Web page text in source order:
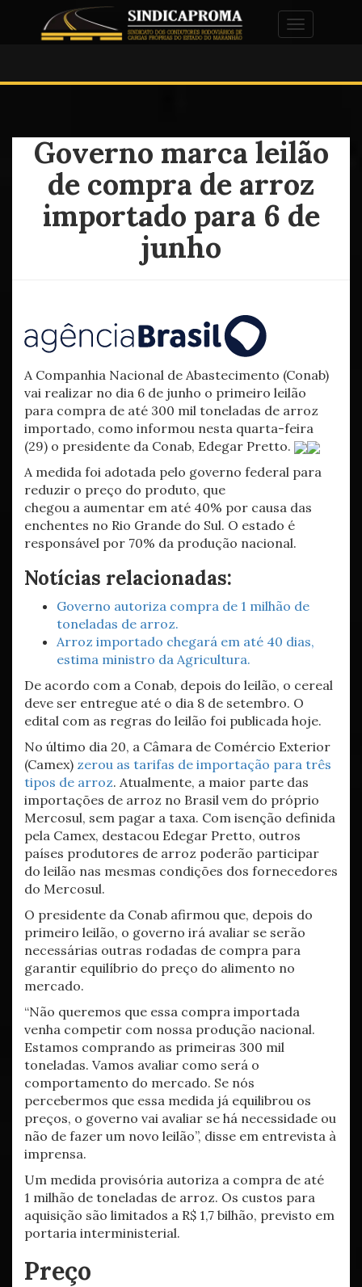
Alternar
Governo marca leilão
de compra de arroz
importado para 6 de
junho
A Companhia Nacional de Abastecimento (Conab)
vai realizar no dia 6 de junho o primeiro leilão
para compra de até 300 mil toneladas de arroz
importado, como informou nesta quarta-feira
(29) o presidente da Conab, Edegar Pretto.
A medida foi adotada pelo governo federal para
reduzir o preço do produto, que
chegou a aumentar em até 40% por causa das
enchentes no Rio Grande do Sul. O estado é
responsável por 70% da produção nacional.
Notícias relacionadas:
Governo autoriza compra de 1 milhão de
toneladas de arroz.
Arroz importado chegará em até 40 dias,
estima ministro da Agricultura.
De acordo com a Conab, depois do leilão, o cereal
deve ser entregue até o dia 8 de setembro. O
edital com as regras do leilão foi publicada hoje.
No último dia 20, a Câmara de Comércio Exterior
(Camex) zerou as tarifas de importação para três
tipos de arroz. Atualmente, a maior parte das
importações de arroz no Brasil vem do próprio
Mercosul, sem pagar a taxa. Com isenção definida
pela Camex, destacou Edegar Pretto, outros
países produtores de arroz poderão participar
do leilão nas mesmas condições dos fornecedores
do Mercosul.
O presidente da Conab afirmou que, depois do
primeiro leilão, o governo irá avaliar se serão
necessárias outras rodadas de compra para
garantir equilíbrio do preço do alimento no
mercado.
“Não queremos que essa compra importada
venha competir com nossa produção nacional.
Estamos comprando as primeiras 300 mil
toneladas. Vamos avaliar como será o
comportamento do mercado. Se nós
percebermos que essa medida já equilibrou os
preços, o governo vai avaliar se há necessidade ou
não de fazer um novo leilão”, disse em entrevista à
imprensa.
Um medida provisória autoriza a compra de até
1 milhão de toneladas de arroz. Os custos para
aquisição são limitados a R$ 1,7 bilhão, previsto em
portaria interministerial.
Preço